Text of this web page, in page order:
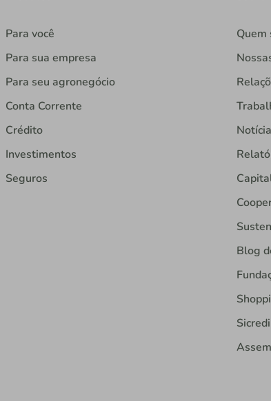
Para você
Para sua empresa
Para seu agronegócio
Conta Corrente
Crédito
Investimentos
Seguros
Quem
Blog